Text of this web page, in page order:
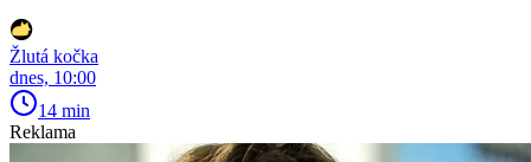
Žlutá kočka
dnes, 10:00
14 min
Reklama